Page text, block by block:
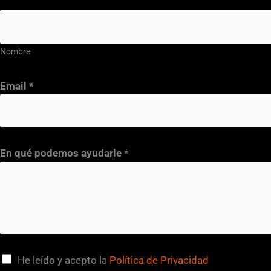
Nombre
Email *
En qué podemos ayudarle *
C He leído y acepto la Política de Privacidad